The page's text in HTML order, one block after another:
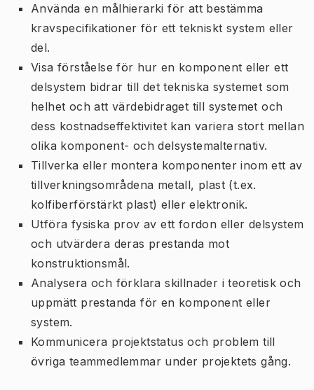
Använda en målhierarki för att bestämma
kravspecifikationer för ett tekniskt system eller
del.
Visa förståelse för hur en komponent eller ett
delsystem bidrar till det tekniska systemet som
helhet och att värdebidraget till systemet och
dess kostnadseffektivitet kan variera stort mellan
olika komponent- och delsystemalternativ.
Tillverka eller montera komponenter inom ett av
tillverkningsområdena metall, plast (t.ex.
kolfiberförstärkt plast) eller elektronik.
Utföra fysiska prov av ett fordon eller delsystem
och utvärdera deras prestanda mot
konstruktionsmål.
Analysera och förklara skillnader i teoretisk och
uppmätt prestanda för en komponent eller
system.
Kommunicera projektstatus och problem till
övriga teammedlemmar under projektets gång.